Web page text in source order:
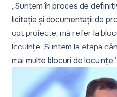
„Suntem în proces de
licitație și documentații de
opt proiecte, mă refer la
locuințe. Suntem la etapa
mai multe blocuri de locuințe”